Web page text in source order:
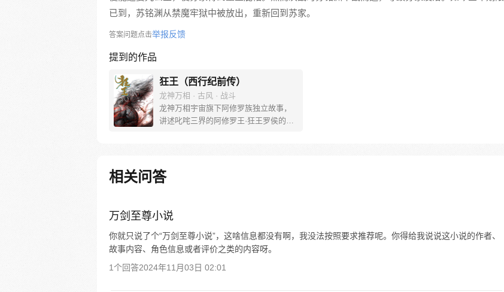
已到，苏铭渊从禁魔牢狱中被放出，重新回到苏家。
答案问题点击举报反馈
提到的作品
狂王（西行纪前传）
龙神万相 · 古风 · 战斗
龙神万相宇宙旗下阿修罗族独立故事，
讲述叱咤三界的阿修罗王·狂王罗侯的称
亡与重生，蜕变的少年有鱼最终背负挚
友的信念成为阿修罗王—狂王，更名罗
发，少年新王能否担起重任
相关问答
万剑至尊小说
你就只说了个“万剑至尊小说”，这啥信息都没有啊，我没法按照要求推荐呢。你得给我说说这小说的作者、
故事内容、角色信息或者评价之类的内容呀。
1个回答2024年11月03日 02:01